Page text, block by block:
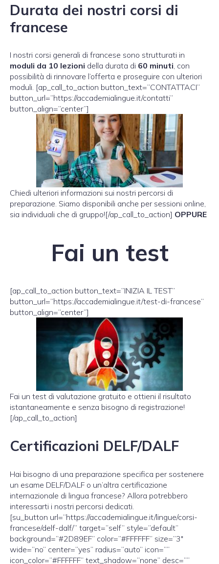
Durata dei nostri corsi di
francese
I nostri corsi generali di francese sono strutturati in
moduli da 10 lezioni della durata di 60 minuti, con
possibilità di rinnovare l’offerta e proseguire con ulteriori
moduli. [ap_call_to_action button_text=”CONTATTACI”
button_url=”https://accademialingue.it/contatti”
button_align=”center”]
Chiedi ulteriori informazioni sui nostri percorsi di
preparazione. Siamo disponibili anche per sessioni online,
sia individuali che di gruppo![/ap_call_to_action] OPPURE
Fai un test
[ap_call_to_action button_text=”INIZIA IL TEST”
button_url=”https://accademialingue.it/test-di-francese”
button_align=”center”]
Fai un test di valutazione gratuito e ottieni il risultato
istantaneamente e senza bisogno di registrazione!
[/ap_call_to_action]
Certificazioni DELF/DALF
Hai bisogno di una preparazione specifica per sostenere
un esame DELF/DALF o un’altra certificazione
internazionale di lingua francese? Allora potrebbero
interessarti i nostri percorsi dedicati.
[su_button url=”https://accademialingue.it/lingue/corsi-
francese/delf-dalf/” target=”self” style=”default”
background=”#2D89EF” color=”#FFFFFF” size=”3″
wide=”no” center=”yes” radius=”auto” icon=””
icon_color=”#FFFFFF” text_shadow=”none” desc=””